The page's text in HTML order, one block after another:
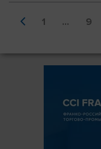
1 ... 9